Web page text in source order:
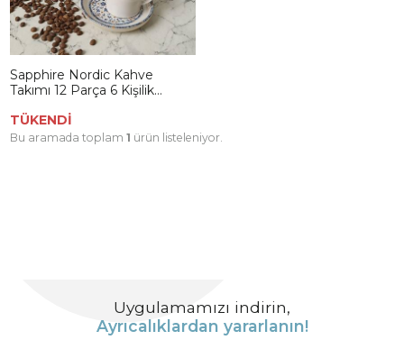
Sapphire Nordic Kahve
Takımı 12 Parça 6 Kişilik
TÜKENDİ
Bu aramada toplam 1 ürün listeleniyor.
Uygulamamızı indirin,
Ayrıcalıklardan yararlanın!